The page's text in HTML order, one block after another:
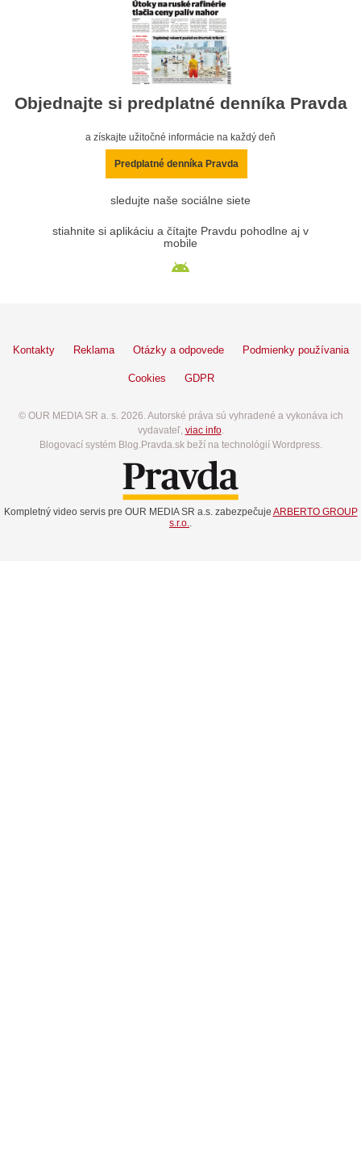
Objednajte si predplatné denníka Pravda
a získajte užitočné informácie na každý deň
Predplatné denníka Pravda
sledujte naše sociálne siete
stiahnite si aplikáciu a čítajte Pravdu pohodlne aj v
mobile
Kontakty Reklama Otázky a odpovede Podmienky používania
Cookies GDPR
© OUR MEDIA SR a. s. 2026. Autorské práva sú vyhradené a vykonáva ich
vydavateľ, viac info.
Blogovací systém Blog.Pravda.sk beží na technológií Wordpress.
Kompletný video servis pre OUR MEDIA SR a.s. zabezpečuje ARBERTO GROUP
s.r.o..